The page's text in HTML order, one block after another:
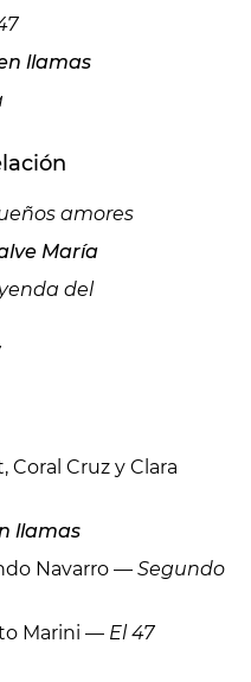
llamas
amores
María
del
Coral Cruz y Clara
llamas
Navarro — Segundo
Marini — El 47